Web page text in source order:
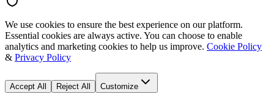
We use cookies to ensure the best experience on our platform.
Essential cookies are always active. You can choose to enable
analytics and marketing cookies to help us improve. Cookie Policy
& Privacy Policy
Accept All Reject All Customize